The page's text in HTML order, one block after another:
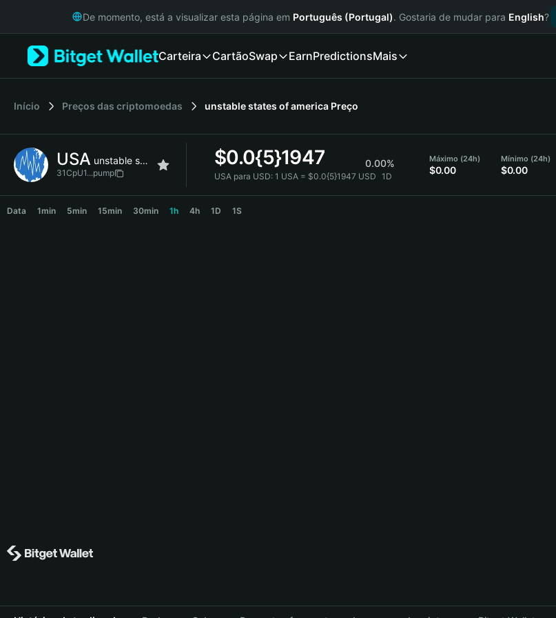
Русский
Italiano
简体中文
繁體中文
Bahasa Indonesia
De momento, está a visualizar esta página em Português (Portugal). Gostaria de mudar para English?
Carteira CartãoSwap EarnPredictionsMais
Início Preços das criptomoedas unstable states of america Preço
USA unstable states of america
31CpU1...pump
$0.0{5}1947 0.00%
USA para USD: 1 USA = $0.0{5}1947 USD 1D
Máximo (24h)
$0.00
Mínimo (24h)
$0.00
Data 1min 5min 15min 30min 1h 4h 1D 1S